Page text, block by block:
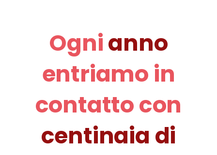
Ognianno
entriamo in
contatto con
centinaia di